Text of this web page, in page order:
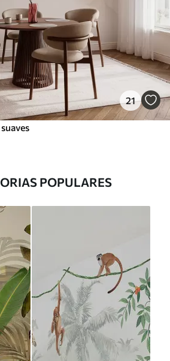
21
POPULARES